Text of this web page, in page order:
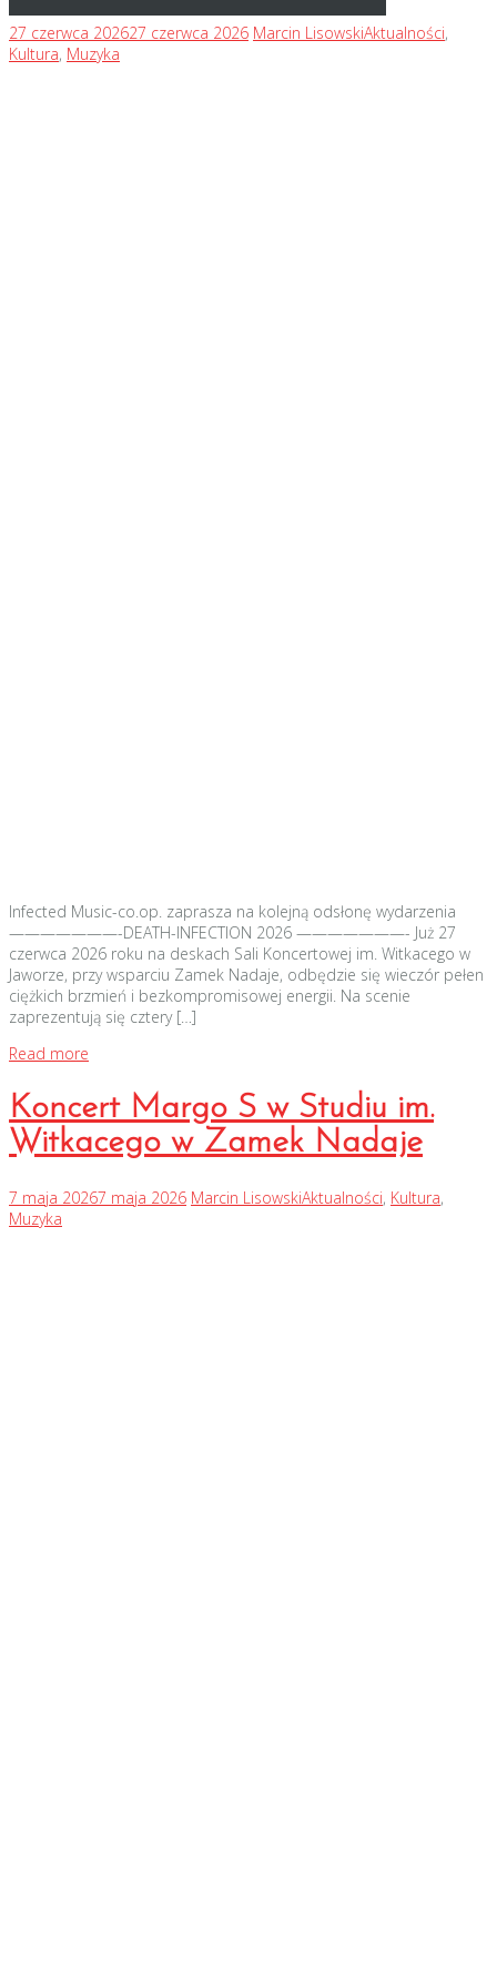
27 czerwca 202627 czerwca 2026 Marcin LisowskiAktualności,
Kultura, Muzyka
Infected Music-co.op. zaprasza na kolejną odsłonę wydarzenia
———————-DEATH-INFECTION 2026 ———————- Już 27
czerwca 2026 roku na deskach Sali Koncertowej im. Witkacego w
Jaworze, przy wsparciu Zamek Nadaje, odbędzie się wieczór pełen
ciężkich brzmień i bezkompromisowej energii. Na scenie
zaprezentują się cztery […]
Read more
Koncert Margo S w Studiu im.
Witkacego w Zamek Nadaje
7 maja 20267 maja 2026 Marcin LisowskiAktualności, Kultura,
Muzyka